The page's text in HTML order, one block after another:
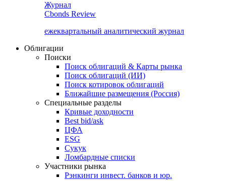
Журнал
Cbonds Review
ежеквартальный аналитический журнал
Облигации
Поиски
Поиск облигаций & Карты рынка
Поиск облигаций (ИИ)
Поиск котировок облигаций
Ближайшие размещения (Россия)
Специальные разделы
Кривые доходности
Best bid/ask
ЦФА
ESG
Сукук
Ломбардные списки
Участники рынка
Рэнкинги инвест. банков и юр.